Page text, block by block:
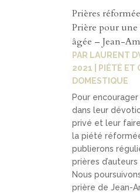
Prières
Prière pour une
âgée – Jean-
PAR LAURENT
2021
PIÉTÉ ET
DOMESTIQUE
Pour
dans leur
privé et leur
la piété
publierons
prières
Nous
prière de Jean-